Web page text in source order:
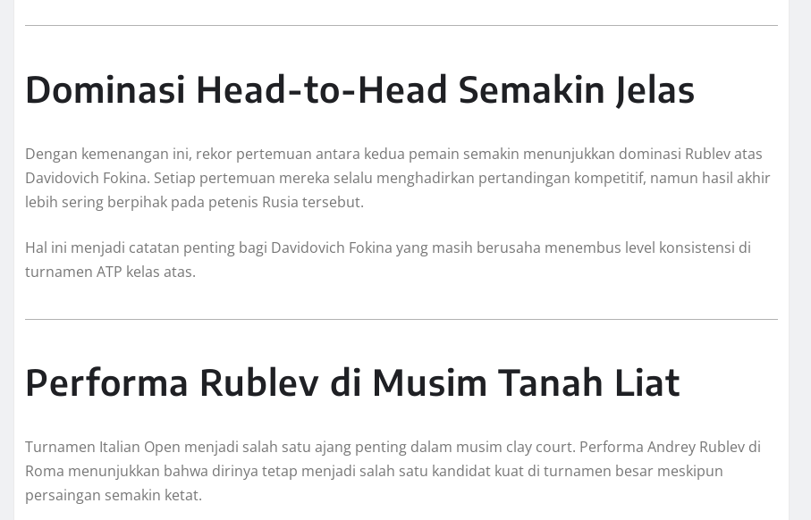
Dominasi Head-to-Head Semakin Jelas
Dengan kemenangan ini, rekor pertemuan antara kedua pemain semakin menunjukkan dominasi Rublev atas
Davidovich Fokina. Setiap pertemuan mereka selalu menghadirkan pertandingan kompetitif, namun hasil akhir
lebih sering berpihak pada petenis Rusia tersebut.
Hal ini menjadi catatan penting bagi Davidovich Fokina yang masih berusaha menembus level konsistensi di
turnamen ATP kelas atas.
Performa Rublev di Musim Tanah Liat
Turnamen Italian Open menjadi salah satu ajang penting dalam musim clay court. Performa Andrey Rublev di
Roma menunjukkan bahwa dirinya tetap menjadi salah satu kandidat kuat di turnamen besar meskipun
persaingan semakin ketat.